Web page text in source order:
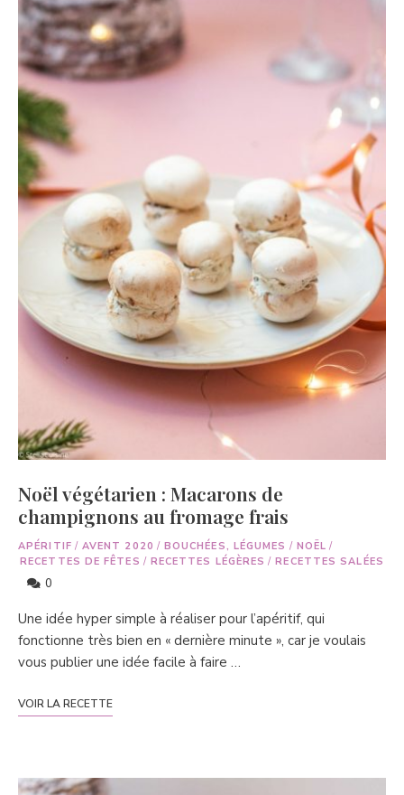
Noël végétarien : Macarons de
champignons au fromage frais
APÉRITIF / AVENT 2020 / BOUCHÉES, LÉGUMES / NOËL /
RECETTES DE FÊTES / RECETTES LÉGÈRES / RECETTES SALÉES
0
Une idée hyper simple à réaliser pour l’apéritif, qui
fonctionne très bien en « dernière minute », car je voulais
vous publier une idée facile à faire …
VOIR LA RECETTE